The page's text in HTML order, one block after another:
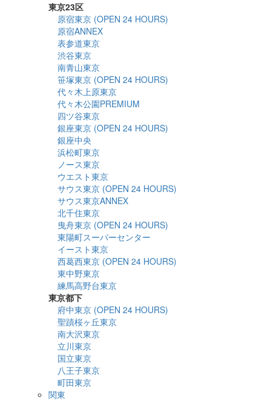
東京23区
原宿東京 (OPEN 24 HOURS)
原宿ANNEX
表参道東京
渋谷東京
南青山東京
笹塚東京 (OPEN 24 HOURS)
代々木上原東京
代々木公園PREMIUM
四ツ谷東京
銀座東京 (OPEN 24 HOURS)
銀座中央
浜松町東京
ノース東京
ウエスト東京
サウス東京 (OPEN 24 HOURS)
サウス東京ANNEX
北千住東京
曳舟東京 (OPEN 24 HOURS)
東陽町スーパーセンター
イースト東京
西葛西東京 (OPEN 24 HOURS)
東中野東京
練馬高野台東京
東京都下
府中東京 (OPEN 24 HOURS)
聖蹟桜ヶ丘東京
南大沢東京
立川東京
国立東京
八王子東京
町田東京
関東